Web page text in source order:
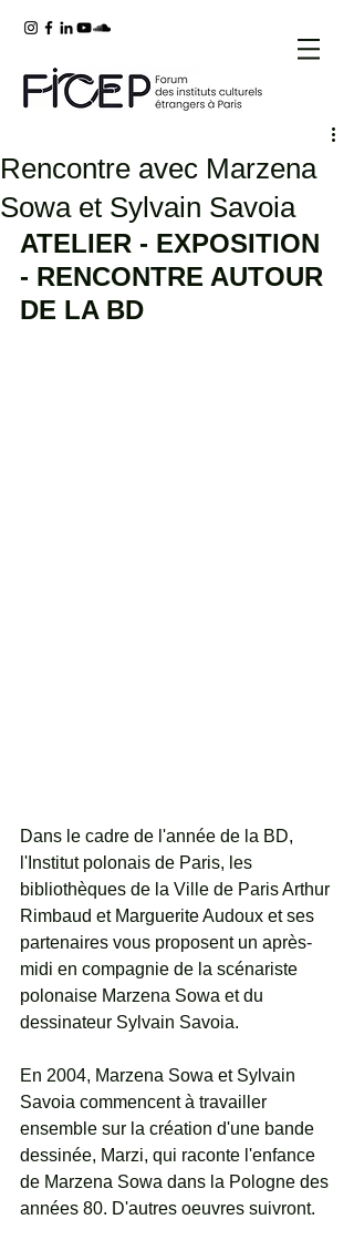
Rencontre avec Marzena
Sowa et Sylvain Savoia
ATELIER - EXPOSITION
- RENCONTRE AUTOUR
DE LA BD
Dans le cadre de l'année de la BD,
l'Institut polonais de Paris, les
bibliothèques de la Ville de Paris Arthur
Rimbaud et Marguerite Audoux et ses
partenaires vous proposent un après-
midi en compagnie de la scénariste
polonaise Marzena Sowa et du
dessinateur Sylvain Savoia.
En 2004, Marzena Sowa et Sylvain
Savoia commencent à travailler
ensemble sur la création d'une bande
dessinée, Marzi, qui raconte l'enfance
de Marzena Sowa dans la Pologne des
années 80. D'autres oeuvres suivront.